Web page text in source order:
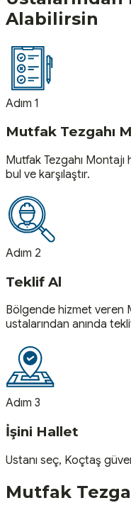
Alabilirsin
Adım 1
Mutfak Tezgahı
Mutfak Tezgahı Montajı
bul ve karşılaştır.
Adım 2
Teklif Al
Bölgende hizmet veren
ustalarından anında
Adım 3
İşini Hallet
Ustanı seç, Koçtaş
Mutfak